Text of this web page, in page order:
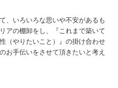
、いろいろな思いや不安があるも
アの棚卸をし、『これまで築いて
（やりたいこと）』の掛け合わせ
お手伝いをさせて頂きたいと考え